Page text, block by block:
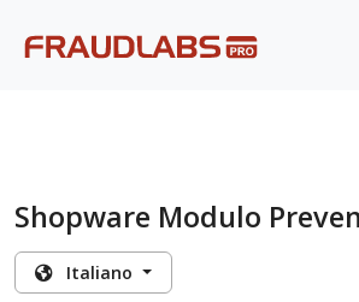
Shopware Modulo
Italiano